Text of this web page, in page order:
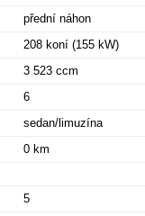
přední náhon
208 koní (155 kW)
3 523 ccm
6
sedan/limuzína
0 km
5